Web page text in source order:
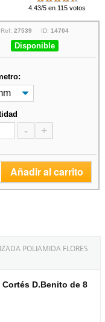
4.43/5 en 115 votos
Ref: 27539 ID: 14704
Disponible
- +
Añadir al carrito
POLIAMIDA FLORES
D.Benito de 8